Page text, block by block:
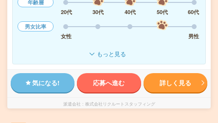
年齢層
20代
30代 40代 50代
60代
男女比率
女性
男性
もっと見る
気になる! 応募へ進む 詳しく見る
派遣会社 株式会社リクルートスタッフィング